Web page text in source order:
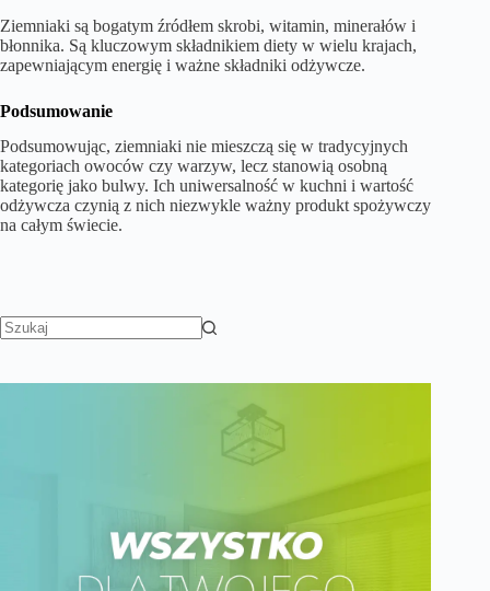
Ziemniaki są bogatym źródłem skrobi, witamin, minerałów i
błonnika. Są kluczowym składnikiem diety w wielu krajach,
zapewniającym energię i ważne składniki odżywcze.
Podsumowanie
Podsumowując, ziemniaki nie mieszczą się w tradycyjnych
kategoriach owoców czy warzyw, lecz stanowią osobną
kategorię jako bulwy. Ich uniwersalność w kuchni i wartość
odżywcza czynią z nich niezwykle ważny produkt spożywczy
na całym świecie.